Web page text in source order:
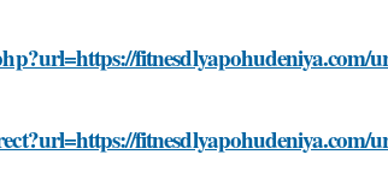
fitnesdlyapohudeniya.com/
fitnesdlyapohudeniya.com/